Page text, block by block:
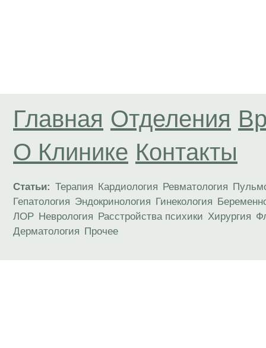
Главная Отделения
О Клинике Контакты
Статьи: Терапия Кардиология Ревматология
Гепатология Эндокринология Гинекология
ЛОР Неврология Расстройства психики Хирургия
Дерматология Прочее